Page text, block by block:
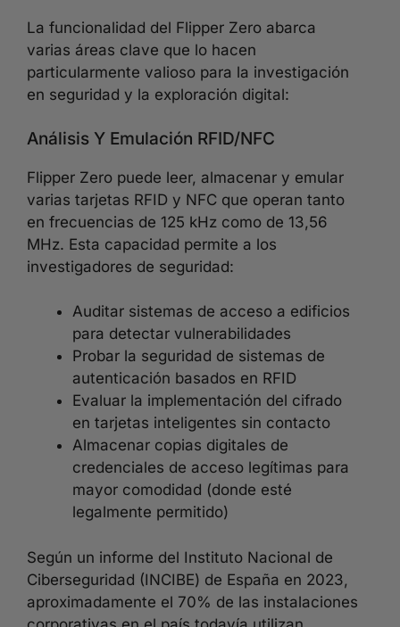
La funcionalidad del Flipper Zero abarca
varias áreas clave que lo hacen
particularmente valioso para la investigación
en seguridad y la exploración digital:
Análisis Y Emulación RFID/NFC
Flipper Zero puede leer, almacenar y emular
varias tarjetas RFID y NFC que operan tanto
en frecuencias de 125 kHz como de 13,56
MHz. Esta capacidad permite a los
investigadores de seguridad:
Auditar sistemas de acceso a edificios
para detectar vulnerabilidades
Probar la seguridad de sistemas de
autenticación basados en RFID
Evaluar la implementación del cifrado
en tarjetas inteligentes sin contacto
Almacenar copias digitales de
credenciales de acceso legítimas para
mayor comodidad (donde esté
legalmente permitido)
Según un informe del Instituto Nacional de
Ciberseguridad (INCIBE) de España en 2023,
aproximadamente el 70% de las instalaciones